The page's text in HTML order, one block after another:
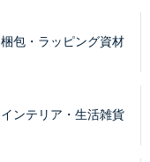
梱包・ラッピング資材
インテリア・生活雑貨